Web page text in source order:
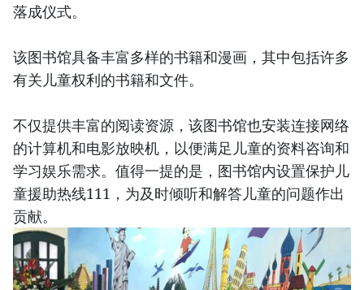
落成仪式。
该图书馆具备丰富多样的书籍和漫画，其中包括许多
有关儿童权利的书籍和文件。
不仅提供丰富的阅读资源，该图书馆也安装连接网络
的计算机和电影放映机，以便满足儿童的资料咨询和
学习娱乐需求。值得一提的是，图书馆内设置保护儿
童援助热线111，为及时倾听和解答儿童的问题作出
贡献。